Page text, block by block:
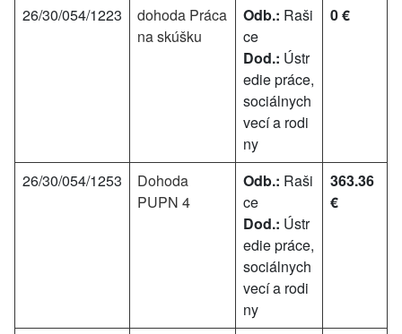
26/30/054/1223
dohoda Práca
na skúšku
Odb.: Raši
ce
Dod.: Ústr
edie práce,
sociálnych
vecí a rodi
ny
0 €
26/30/054/1253
Dohoda
PUPN 4
Odb.: Raši
ce
Dod.: Ústr
edie práce,
sociálnych
vecí a rodi
ny
363.36
€